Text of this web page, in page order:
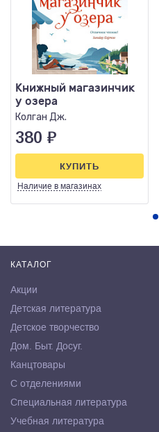
Книжный магазинчик
у озера
Колган Дж.
380 ₽
Наличие в магазинах
КУПИТЬ
КАТАЛОГ
Акции
Детская литература
Детское творчество
Дом. Быт. Досуг.
Канцтовары
С отделениями
Специальная литература
Учебная литература